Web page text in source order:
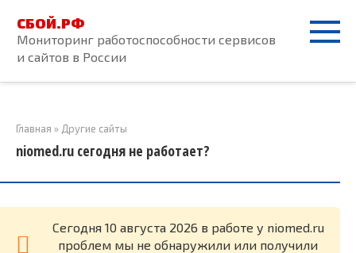
контенту
СБОЙ.РФ
Мониторинг работоспособности сервисов
и сайтов в России
Главная » Другие сайты
niomed.ru сегодня не работает?
Cегодня 10 августа 2026 в работе у niomed.ru
проблем мы не обнаружили или получили